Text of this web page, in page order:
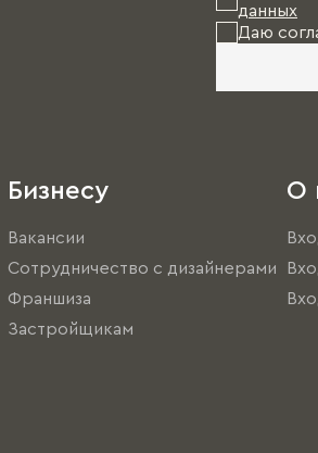
данных
Даю
Бизнесу
Вакансии
Сотрудничество с дизайнерами
Франшиза
Застройщикам
О